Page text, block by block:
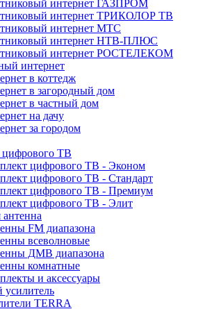
интернет ГАЗПРОМ
интернет ТРИКОЛОР ТВ
интернет МТС
интернет НТВ-ПЛЮС
интернет РОСТЕЛЕКОМ
интернет
в коттедж
в загородный дом
в частный дом
на дачу
за городом
цифрового ТВ
цифрового ТВ - Эконом
цифрового ТВ - Стандарт
цифрового ТВ - Премиум
цифрового ТВ - Элит
FM диапазона
всеволновые
ДМВ диапазона
комнатные
и аксессуары
TERRA